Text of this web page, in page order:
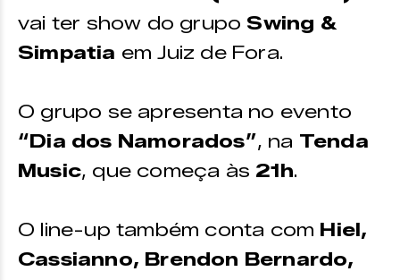
ponto de venda físico.
vai ter show do grupo Swing &
Simpatia em Juiz de Fora.
O grupo se apresenta no evento
“Dia dos Namorados”, na Tenda
Music, que começa às 21h.
O line-up também conta com Hiel,
Cassianno, Brendon Bernardo,